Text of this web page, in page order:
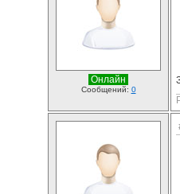
Онлайн
Сообщений: 0